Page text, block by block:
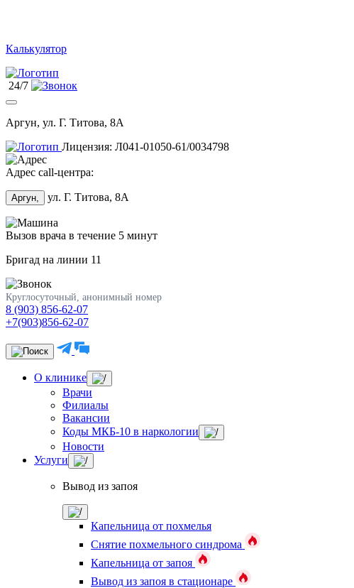
Калькулятор
24/7
Аргун, ул. Г. Титова, 8А
Лицензия: Л041-01050-61/0034798
Адрес call-центра:
Аргун, ул. Г. Титова, 8А
Вызов врача в течение 5 минут
Бригад на линии 11
Круглосуточный, анонимный номер
8 (903) 856-62-07
+7(903)856-62-07
О клинике
Врачи
Филиалы
Вакансии
Коды МКБ-10 в наркологии
Новости
Услуги
Вывод из запоя
Капельница от похмелья
Снятие похмельного синдрома
Капельница от запоя
Вывод из запоя в стационаре